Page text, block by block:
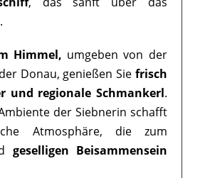
Himmel, umgeben von der
Donau, genießen Sie frisch
und regionale Schmankerl.
der Siebnerin schafft
Atmosphäre, die zum
geselligen Beisammensein